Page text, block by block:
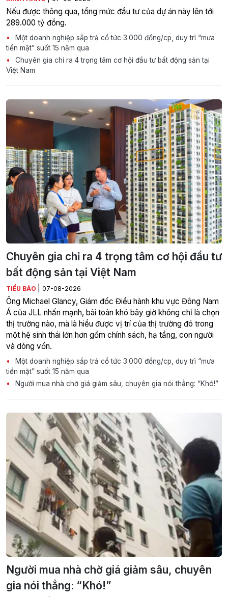
Nếu được thông qua, tổng mức đầu tư của dự án này lên tới
289.000 tỷ đồng.
Một doanh nghiệp sắp trả cổ tức 3.000 đồng/cp, duy trì “mưa
tiền mặt” suốt 15 năm qua
Chuyên gia chỉ ra 4 trọng tâm cơ hội đầu tư bất động sản tại
Việt Nam
Chuyên gia chỉ ra 4 trọng tâm cơ hội đầu tư
bất động sản tại Việt Nam
TIỂU BẢO 07-08-2026
Ông Michael Glancy, Giám đốc Điều hành khu vực Đông Nam
Á của JLL nhấn mạnh, bài toán khó bây giờ không chỉ là chọn
thị trường nào, mà là hiểu được vị trí của thị trường đó trong
một hệ sinh thái lớn hơn gồm chính sách, hạ tầng, con người
và dòng vốn.
Một doanh nghiệp sắp trả cổ tức 3.000 đồng/cp, duy trì “mưa
tiền mặt” suốt 15 năm qua
Người mua nhà chờ giá giảm sâu, chuyên gia nói thẳng: “Khó!”
Người mua nhà chờ giá giảm sâu, chuyên
gia nói thẳng: “Khó!”